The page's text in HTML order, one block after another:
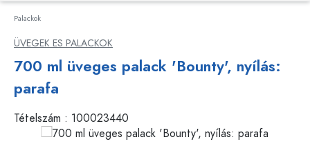
Palackok
ÜVEGEK ES PALACKOK
700 ml üveges palack 'Bounty', nyílás:
parafa
Tételszám : 100023440